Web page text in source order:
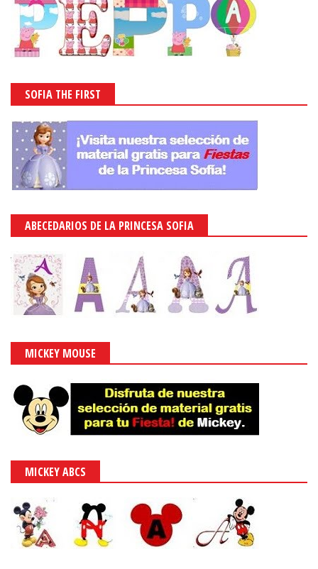
SOFIA THE FIRST
ABECEDARIOS DE LA PRINCESA SOFIA
MICKEY MOUSE
MICKEY ABCS